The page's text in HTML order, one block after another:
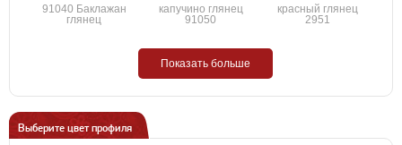
91040 Баклажан
глянец
капучино глянец
91050
красный глянец
2951
Показать больше
Выберите цвет профиля